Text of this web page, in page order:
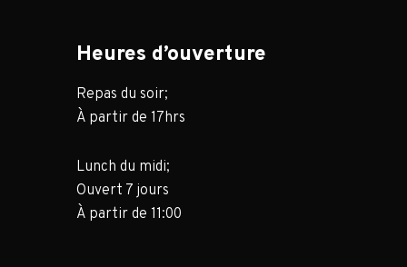
Heures d’ouverture
Repas du soir;
À partir de 17hrs
Lunch du midi;
Ouvert 7 jours
À partir de 11:00